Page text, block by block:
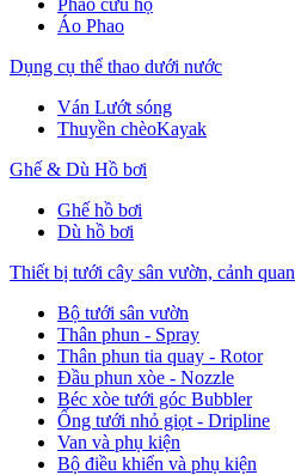
Phao cứu hộ
Áo Phao
Dụng cụ thể thao dưới nước
Ván Lướt sóng
Thuyền chèoKayak
Ghế & Dù Hồ bơi
Ghế hồ bơi
Dù hồ bơi
Thiết bị tưới cây sân vườn, cảnh quan
Bộ tưới sân vườn
Thân phun - Spray
Thân phun tia quay - Rotor
Đầu phun xòe - Nozzle
Béc xòe tưới góc Bubbler
Ống tưới nhỏ giọt - Dripline
Van và phụ kiện
Bộ điều khiển và phụ kiện